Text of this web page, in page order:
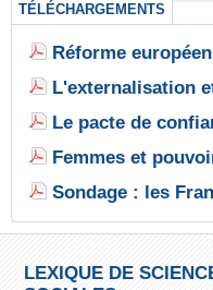
TÉLÉCHARGEMENTS
Réforme
L'externalisation
Le pacte de
Femmes et
Sondage : les
LEXIQUE DE